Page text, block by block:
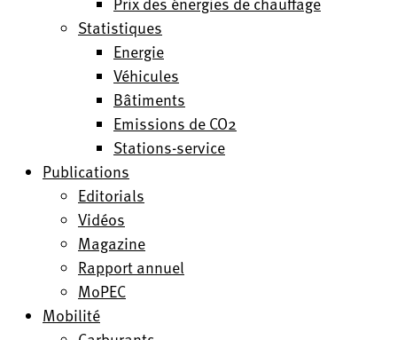
Statistiques
Energie
Véhicules
Bâtiments
Emissions de CO2
Stations-service
Publications
Editorials
Vidéos
Magazine
Rapport annuel
MoPEC
Mobilité